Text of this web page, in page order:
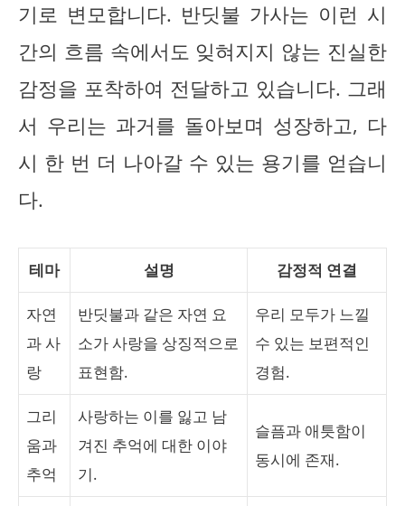
기로 변모합니다. 반딧불 가사는 이런 시
간의 흐름 속에서도 잊혀지지 않는 진실한
감정을 포착하여 전달하고 있습니다. 그래
서 우리는 과거를 돌아보며 성장하고, 다
시 한 번 더 나아갈 수 있는 용기를 얻습니
다.
테마 설명 감정적 연결
자연
과 사
랑
반딧불과 같은 자연 요
소가 사랑을 상징적으로
표현함.
우리 모두가 느낄
수 있는 보편적인
경험.
그리
움과
추억
사랑하는 이를 잃고 남
겨진 추억에 대한 이야
기.
슬픔과 애틋함이
동시에 존재.